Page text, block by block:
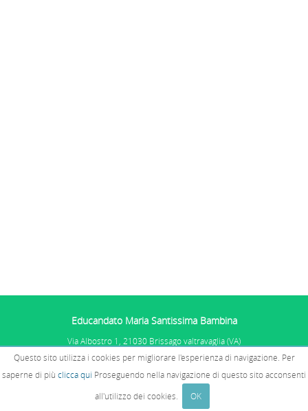
Questo sito utilizza i cookies per migliorare l'esperienza di navigazione. Per
saperne di più clicca qui Proseguendo nella navigazione di questo sito acconsenti
all'utilizzo dei cookies.
OK
Educandato Maria Santissima Bambina
Via Albostro 1, 21030 Brissago valtravaglia (VA)
P.IVA: 01067681005 - C.F. 02510770585
PRIVACY E COOKIESE SEGNALAZIONI
WHISTLEBLOWING